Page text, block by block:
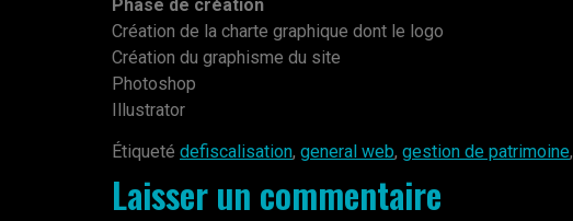
Phase de création
Création de la charte graphique dont le logo
Création du graphisme du site
Photoshop
Illustrator
Étiqueté defiscalisation, general web, gestion de patrimoine,
Laisser un commentaire